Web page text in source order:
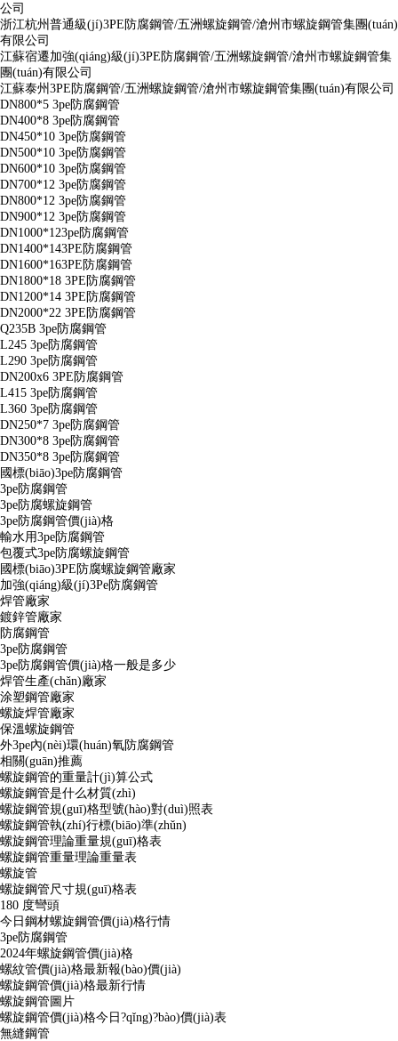
公司
浙江杭州普通級(jí)3PE防腐鋼管/五洲螺旋鋼管/滄州市螺旋鋼管集團(tuán)
有限公司
江蘇宿遷加強(qiáng)級(jí)3PE防腐鋼管/五洲螺旋鋼管/滄州市螺旋鋼管集
團(tuán)有限公司
江蘇泰州3PE防腐鋼管/五洲螺旋鋼管/滄州市螺旋鋼管集團(tuán)有限公司
DN800*5 3pe防腐鋼管
DN400*8 3pe防腐鋼管
DN450*10 3pe防腐鋼管
DN500*10 3pe防腐鋼管
DN600*10 3pe防腐鋼管
DN700*12 3pe防腐鋼管
DN800*12 3pe防腐鋼管
DN900*12 3pe防腐鋼管
DN1000*123pe防腐鋼管
DN1400*143PE防腐鋼管
DN1600*163PE防腐鋼管
DN1800*18 3PE防腐鋼管
DN1200*14 3PE防腐鋼管
DN2000*22 3PE防腐鋼管
Q235B 3pe防腐鋼管
L245 3pe防腐鋼管
L290 3pe防腐鋼管
DN200x6 3PE防腐鋼管
L415 3pe防腐鋼管
L360 3pe防腐鋼管
DN250*7 3pe防腐鋼管
DN300*8 3pe防腐鋼管
DN350*8 3pe防腐鋼管
國標(biāo)3pe防腐鋼管
3pe防腐鋼管
3pe防腐螺旋鋼管
3pe防腐鋼管價(jià)格
輸水用3pe防腐鋼管
包覆式3pe防腐螺旋鋼管
國標(biāo)3PE防腐螺旋鋼管廠家
加強(qiáng)級(jí)3Pe防腐鋼管
焊管廠家
鍍鋅管廠家
防腐鋼管
3pe防腐鋼管
3pe防腐鋼管價(jià)格一般是多少
焊管生產(chǎn)廠家
涂塑鋼管廠家
螺旋焊管廠家
保溫螺旋鋼管
外3pe內(nèi)環(huán)氧防腐鋼管
相關(guān)推薦
螺旋鋼管的重量計(jì)算公式
螺旋鋼管是什么材質(zhì)
螺旋鋼管規(guī)格型號(hào)對(duì)照表
螺旋鋼管執(zhí)行標(biāo)準(zhǔn)
螺旋鋼管理論重量規(guī)格表
螺旋鋼管重量理論重量表
螺旋管
螺旋鋼管尺寸規(guī)格表
180 度彎頭
今日鋼材螺旋鋼管價(jià)格行情
3pe防腐鋼管
2024年螺旋鋼管價(jià)格
螺紋管價(jià)格最新報(bào)價(jià)
螺旋鋼管價(jià)格最新行情
螺旋鋼管圖片
螺旋鋼管價(jià)格今日?qǐng)?bào)價(jià)表
無縫鋼管